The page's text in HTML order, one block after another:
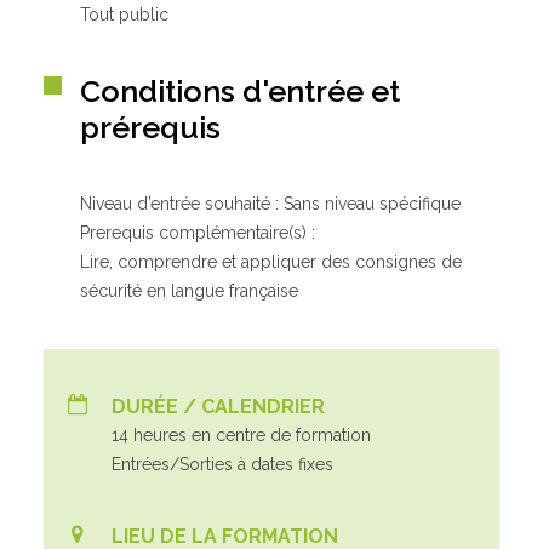
Tout public
Conditions d'entrée et
prérequis
Niveau d’entrée souhaité : Sans niveau spécifique
Prerequis complémentaire(s) :
Lire, comprendre et appliquer des consignes de
sécurité en langue française
DURÉE / CALENDRIER
14 heures en centre de formation
Entrées/Sorties à dates fixes
LIEU DE LA FORMATION